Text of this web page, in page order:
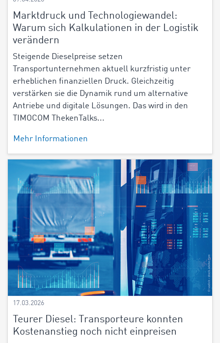
Marktdruck und Technologiewandel:
Warum sich Kalkulationen in der Logistik
verändern
Steigende Dieselpreise setzen
Transportunternehmen aktuell kurzfristig unter
erheblichen finanziellen Druck. Gleichzeitig
verstärken sie die Dynamik rund um alternative
Antriebe und digitale Lösungen. Das wird in den
TIMOCOM ThekenTalks...
Mehr Informationen
17.03.2026
Teurer Diesel: Transporteure konnten
Kostenanstieg noch nicht einpreisen